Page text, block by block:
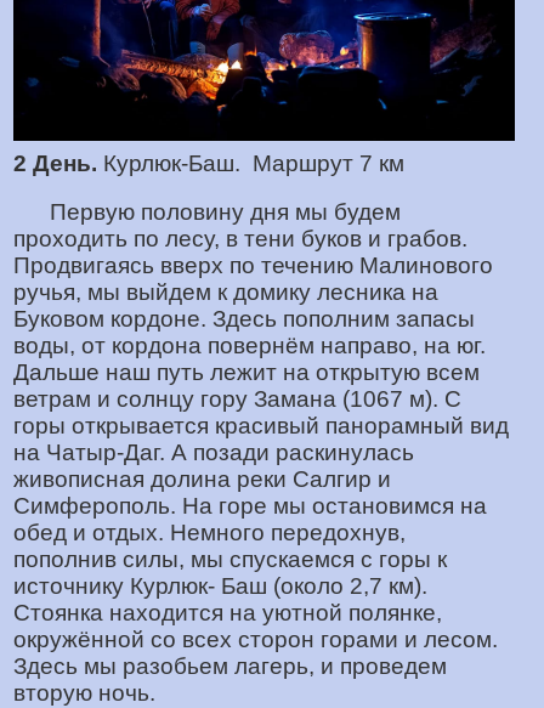
2 День. Курлюк-Баш. Маршрут 7 км
Первую половину дня мы будем
проходить по лесу, в тени буков и грабов.
Продвигаясь вверх по течению Малинового
ручья, мы выйдем к домику лесника на
Буковом кордоне. Здесь пополним запасы
воды, от кордона повернём направо, на юг.
Дальше наш путь лежит на открытую всем
ветрам и солнцу гору Замана (1067 м). С
горы открывается красивый панорамный вид
на Чатыр-Даг. А позади раскинулась
живописная долина реки Салгир и
Симферополь. На горе мы остановимся на
обед и отдых. Немного передохнув,
пополнив силы, мы спускаемся с горы к
источнику Курлюк- Баш (около 2,7 км).
Стоянка находится на уютной полянке,
окружённой со всех сторон горами и лесом.
Здесь мы разобьем лагерь, и проведем
вторую ночь.